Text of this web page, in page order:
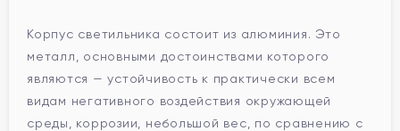
Корпус светильника состоит из алюминия. Это
металл, основными достоинствами которого
являются — устойчивость к практически всем
видам негативного воздействия окружающей
среды, коррозии, небольшой вес, по сравнению с